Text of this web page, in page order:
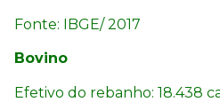
Fonte: IBGE/ 2017
Bovino
Efetivo do rebanho: 18.438